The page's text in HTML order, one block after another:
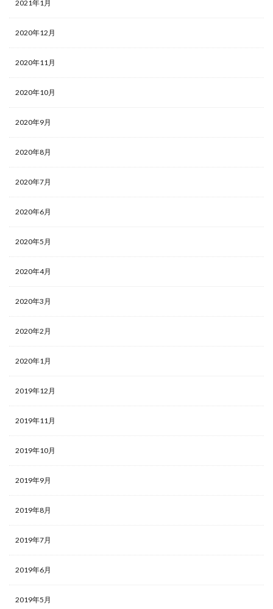
2021年1月
2020年12月
2020年11月
2020年10月
2020年9月
2020年8月
2020年7月
2020年6月
2020年5月
2020年4月
2020年3月
2020年2月
2020年1月
2019年12月
2019年11月
2019年10月
2019年9月
2019年8月
2019年7月
2019年6月
2019年5月